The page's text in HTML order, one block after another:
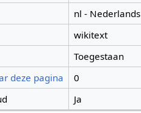
nl - Nederlands
wikitext
Toegestaan
deze pagina
0
Ja